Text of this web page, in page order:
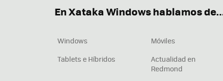
En Xataka Windows hablamos
Windows Móviles
Tablets e Híbridos
Actualidad en
Redmond